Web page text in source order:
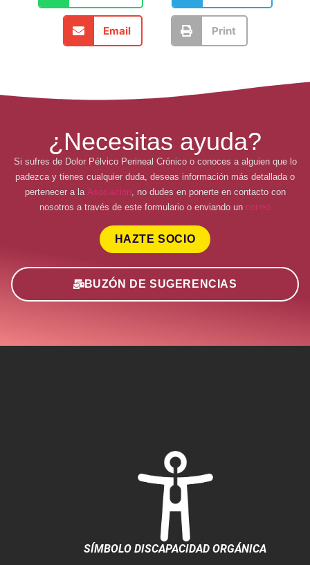
Email Print
¿Necesitas ayuda?
Si sufres de Dolor Pélvico Perineal Crónico o conoces a alguien que lo
padezca y tienes cualquier duda, deseas información más detallada o
pertenecer a la Asociación, no dudes en ponerte en contacto con
nosotros a través de este formulario o enviando un correo
HAZTE SOCIO
BUZÓN DE SUGERENCIAS
SÍMBOLO DISCAPACIDAD ORGÁNICA